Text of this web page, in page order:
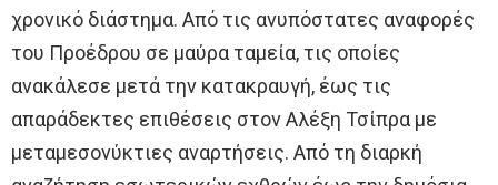
χρονικό διάστημα. Από τις ανυπόστατες αναφορές
του Προέδρου σε μαύρα ταμεία, τις οποίες
ανακάλεσε μετά την κατακραυγή, έως τις
απαράδεκτες επιθέσεις στον Αλέξη Τσίπρα με
μεταμεσονύκτιες αναρτήσεις. Από τη διαρκή